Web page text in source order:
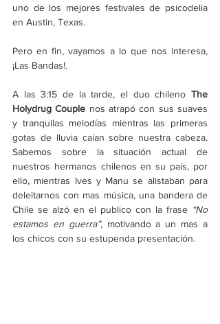
uno de los mejores festivales de psicodelia
en Austin, Texas.
Pero en fin, vayamos a lo que nos interesa,
¡Las Bandas!.
A las 3:15 de la tarde, el duo chileno The
Holydrug Couple nos atrapó con sus suaves
y tranquilas melodías mientras las primeras
gotas de lluvia caían sobre nuestra cabeza.
Sabemos sobre la situación actual de
nuestros hermanos chilenos en su país, por
ello, mientras Ives y Manu se alistaban para
deleitarnos con mas música, una bandera de
Chile se alzó en el publico con la frase “No
estamos en guerra”, motivando a un mas a
los chicos con su estupenda presentación.